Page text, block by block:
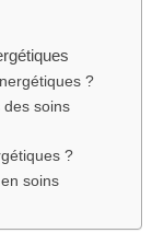
?
des soins
?
soins